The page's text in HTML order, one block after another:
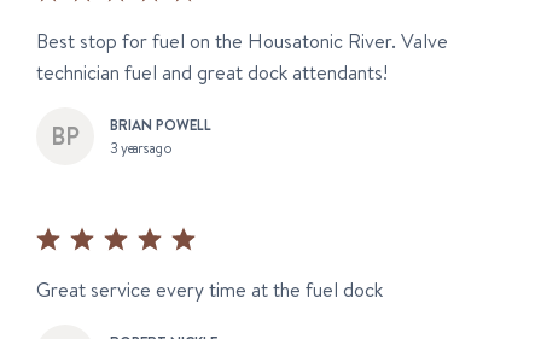
Best stop for fuel on the Housatonic River. Valve
technician fuel and great dock attendants!
BRIAN POWELL
3 years ago
Great service every time at the fuel dock